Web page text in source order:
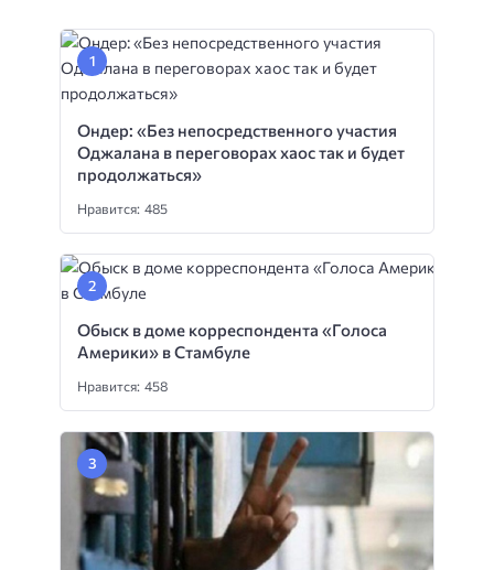
Ондер: «Без непосредственного участия
Оджалана в переговорах хаос так и будет
продолжаться»
Нравится: 485
Обыск в доме корреспондента «Голоса
Америки» в Стамбуле
Нравится: 458